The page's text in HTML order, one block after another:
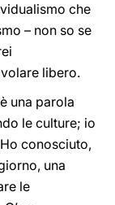
che
– non so se
libero.
una parola
le culture; io
conosciuto,
una
le